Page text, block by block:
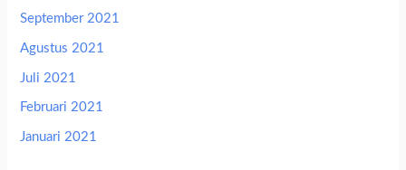
September 2021
Agustus 2021
Juli 2021
Februari 2021
Januari 2021